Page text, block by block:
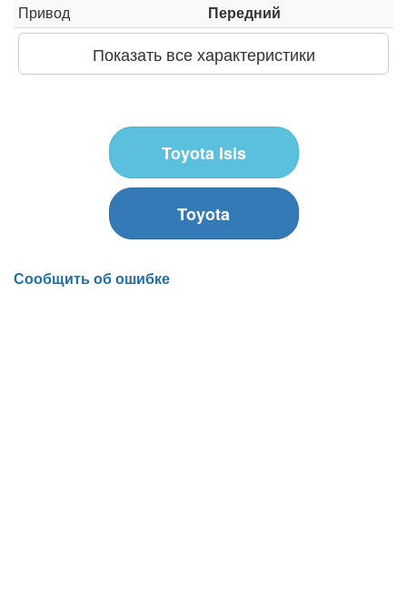
Привод Передний
Показать все характеристики
Toyota Isis
Toyota
Сообщить об ошибке